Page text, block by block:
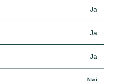
Ja
Ja
Ja